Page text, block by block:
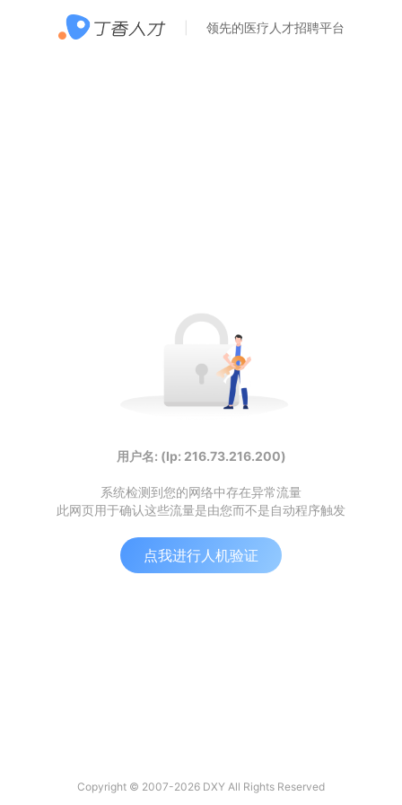
领先的医疗人才招聘平台
用户名: (Ip: 216.73.216.200)
系统检测到您的网络中存在异常流量
此网页用于确认这些流量是由您而不是自动程序触发
点我进行人机验证
Copyright © 2007-2026 DXY All Rights Reserved